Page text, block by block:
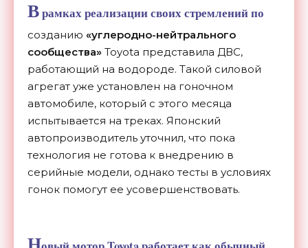
Врамках реализации своих стремлений по
созданию «углеродно-нейтрального
сообщества» Toyota представила ДВС,
работающий на водороде. Такой силовой
агрегат уже установлен на гоночном
автомобиле, который с этого месяца
испытывается на треках. Японский
автопроизводитель уточнил, что пока
технология не готова к внедрению в
серийные модели, однако тесты в условиях
гонок помогут ее усовершенствовать.